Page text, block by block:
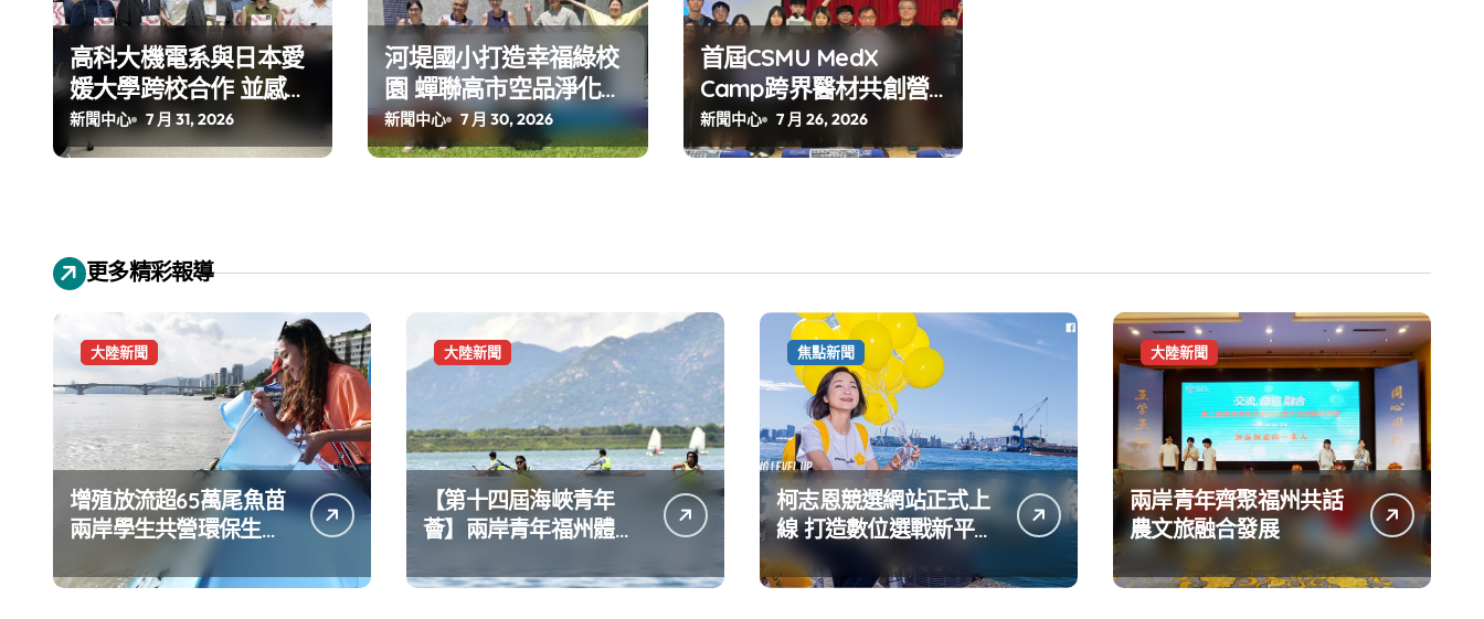
高科大機電系與日本愛
媛大學跨校合作 並感謝
世豐螺絲捐助獎學金
新聞中心 7 月 31, 2026
河堤國小打造幸福綠校
園 蟬聯高市空品淨化區
小型基地組第一名
新聞中心 7 月 30, 2026
首屆CSMU MedX
Camp跨界醫材共創營
高科大登場
新聞中心 7 月 26, 2026
更多精彩報導
大陸新聞
增殖放流超65萬尾魚苗
兩岸學生共營環保生態
大陸新聞
【第十四屆海峽青年
薈】兩岸青年福州體驗
焦點新聞
柯志恩競選網站正式上
線 打造數位選戰新平台
公開五大亮點
大陸新聞
兩岸青年齊聚福州共話
農文旅融合發展